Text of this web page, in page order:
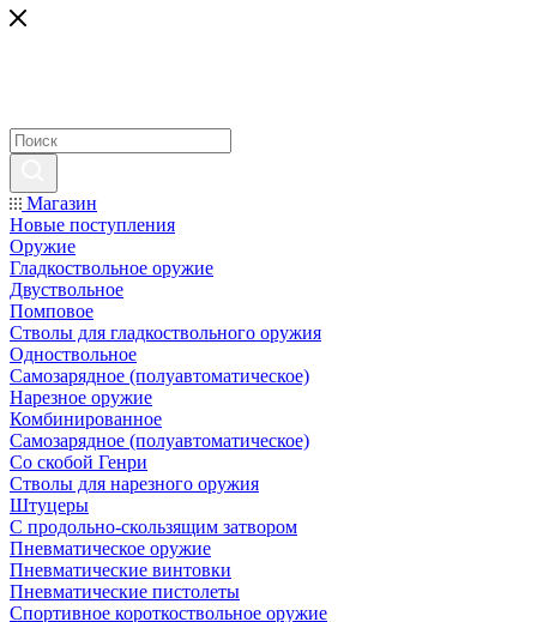
Магазин
Новые поступления
Оружие
Гладкоствольное оружие
Двуствольное
Помповое
Стволы для гладкоствольного оружия
Одноствольное
Самозарядное (полуавтоматическое)
Нарезное оружие
Комбинированное
Самозарядное (полуавтоматическое)
Со скобой Генри
Стволы для нарезного оружия
Штуцеры
С продольно-скользящим затвором
Пневматическое оружие
Пневматические винтовки
Пневматические пистолеты
Спортивное короткоствольное оружие